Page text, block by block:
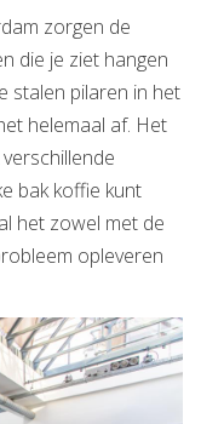
zorgen de
die je ziet hangen
stalen pilaren in het
helemaal af. Het
bak koffie kunt
het zowel met de
opleveren